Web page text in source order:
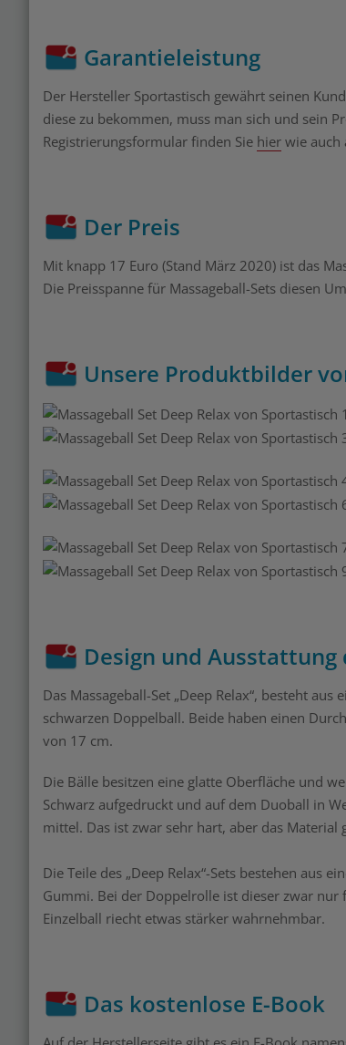
Garantieleistung
Der Hersteller Sportastisch gewährt seinen
diese zu bekommen, muss man sich und sein
Registrierungsformular finden Sie hier wie auch
Der Preis
Mit knapp 17 Euro (Stand März 2020) ist das
Die Preisspanne für Massageball-Sets diesen
Unsere Produktbilder
Design und Ausstattung
Das Massageball-Set „Deep Relax“, besteht
schwarzen Doppelball. Beide haben einen
von 17 cm.
Die Bälle besitzen eine glatte Oberfläche und
Schwarz aufgedruckt und auf dem Duoball in
mittel. Das ist zwar sehr hart, aber das Material
Die Teile des „Deep Relax“-Sets bestehen aus
Gummi. Bei der Doppelrolle ist dieser zwar
Einzelball riecht etwas stärker wahrnehmbar.
Das kostenlose E-Book